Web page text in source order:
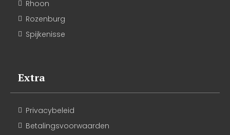
Rhoon
Rozenburg
Spijkenisse
Extra
Privacybeleid
Betalingsvoorwaarden